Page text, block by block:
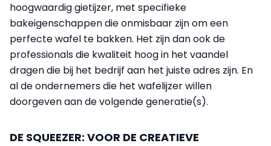
hoogwaardig gietijzer, met specifieke
bakeigenschappen die onmisbaar zijn om een
perfecte wafel te bakken. Het zijn dan ook de
professionals die kwaliteit hoog in het vaandel
dragen die bij het bedrijf aan het juiste adres zijn. En
al de ondernemers die het wafelijzer willen
doorgeven aan de volgende generatie(s).
DE SQUEEZER: VOOR DE CREATIEVE